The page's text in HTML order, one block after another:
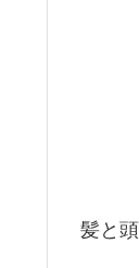
髪と